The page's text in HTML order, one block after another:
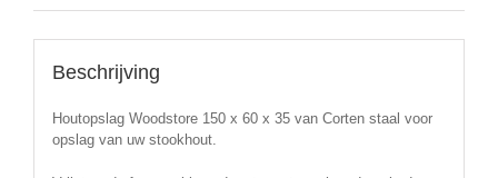
Beschrijving
Houtopslag Woodstore 150 x 60 x 35 van Corten staal voor
opslag van uw stookhout.